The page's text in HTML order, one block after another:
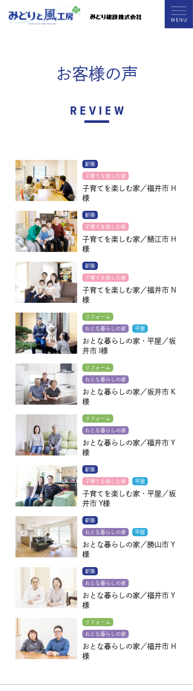
お客様の声
REVIEW
新築
子育てを楽しむ家
子育てを楽しむ家／福井市 H
様
新築
子育てを楽しむ家
子育てを楽しむ家／鯖江市 H
様
新築
子育てを楽しむ家
子育てを楽しむ家／福井市 N
様
リフォーム
おとな暮らしの家 平屋
おとな暮らしの家・平屋／坂
井市 I様
リフォーム
おとな暮らしの家
おとな暮らしの家／坂井市 K
様
リフォーム
おとな暮らしの家
おとな暮らしの家／福井市 Y
様
新築
子育てを楽しむ家 平屋
子育てを楽しむ家・平屋／坂
井市 Y様
新築
おとな暮らしの家 平屋
おとな暮らしの家／勝山市 Y
様
新築
おとな暮らしの家
おとな暮らしの家／福井市 Y
様
リフォーム
おとな暮らしの家
おとな暮らしの家／福井市 H
様